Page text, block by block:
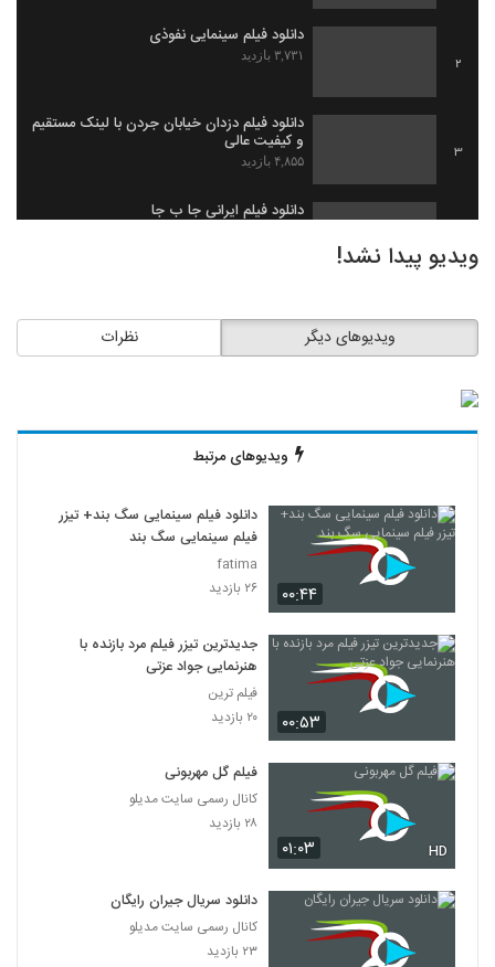
2
دانلود فیلم سینمایی نفوذی
۳,۷۳۱ بازدید
3
دانلود فیلم دزدان خیابان جردن با لینک مستقیم
و کیفیت عالی
۴,۸۵۵ بازدید
دانلود فیلم ایرانی جا ب جا
جرموز
دانلود فیلم بیچاره ها
دانلود فیلم این زن ها ساخته عباس رزیجی
۳,۲۰۰ بازدید
دانلود فیلم ایرانی کلاغ پر
10
دانلود فیلم چراغی در مه به کارگردانی پناه بر خدا
دانلود فیلم بیتابی بیتا
۵,۸۵۶ بازدید
دانلود فیلم سیانور با لینک مستقیم و کیفیت
ویدیو پیدا نشد!
نظرات ویدیوهای دیگر
ویدیوهای مرتبط
۰۰:۴۴
دانلود فیلم سینمایی سگ بند+ تیزر
فیلم سینمایی سگ بند
fatima
۲۶ بازدید
۰۰:۵۳
جدیدترین تیزر فیلم مرد بازنده با
هنرنمایی جواد عزتی
فیلم ترین
۲۰ بازدید
۰۱:۰۳ HD
فیلم گل مهربونی
کانال رسمی سایت مدیلو
۲۸ بازدید
دانلود سریال جیران رایگان
کانال رسمی سایت مدیلو
۲۳ بازدید